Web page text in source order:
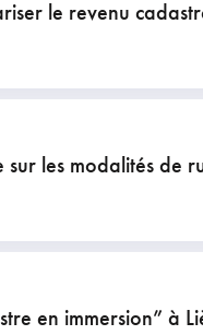
le revenu
les modalités de
en immersion” à